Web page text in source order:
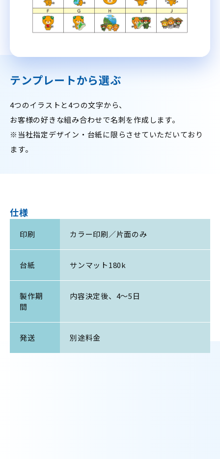
テンプレートから選ぶ
4つのイラストと4つの文字から、
お客様の好きな組み合わせで名刺を作成します。
※当社指定デザイン・台紙に限らさせていただいており
ます。
仕様
印刷 カラー印刷／片面のみ
台紙 サンマット180k
製作期
間
内容決定後、4～5日
発送 別途料金